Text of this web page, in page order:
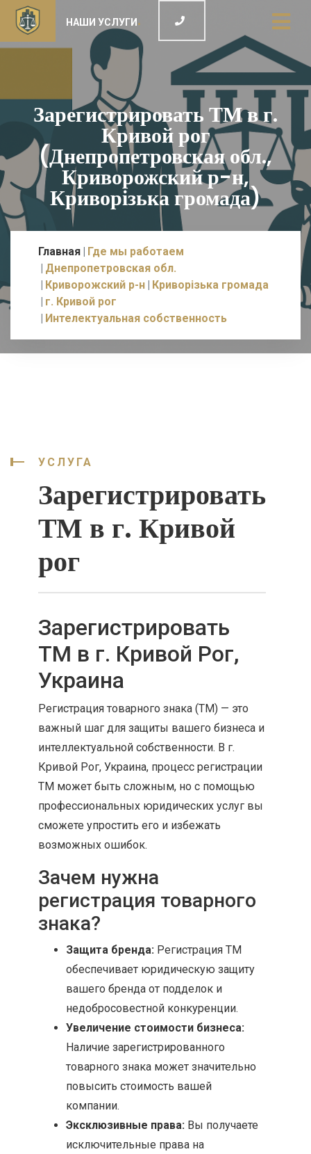
НАШИ УСЛУГИ
Зарегистрировать ТМ в г.
Кривой рог
(Днепропетровская обл.,
Криворожский р-н,
Криворізька громада)
Главная Где мы работаем
Днепропетровская обл.
Криворожский р-н Криворізька громада
г. Кривой рог
Интелектуальная собственность
УСЛУГА
Зарегистрировать
ТМ в г. Кривой
рог
Зарегистрировать
ТМ в г. Кривой Рог,
Украина
Регистрация товарного знака (ТМ) — это
важный шаг для защиты вашего бизнеса и
интеллектуальной собственности. В г.
Кривой Рог, Украина, процесс регистрации
ТМ может быть сложным, но с помощью
профессиональных юридических услуг вы
сможете упростить его и избежать
возможных ошибок.
Зачем нужна
регистрация товарного
знака?
Защита бренда: Регистрация ТМ
обеспечивает юридическую защиту
вашего бренда от подделок и
недобросовестной конкуренции.
Увеличение стоимости бизнеса:
Наличие зарегистрированного
товарного знака может значительно
повысить стоимость вашей
компании.
Эксклюзивные права: Вы получаете
исключительные права на